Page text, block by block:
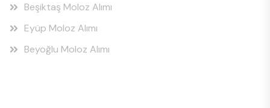
Beşiktaş Moloz Alımı
Eyüp Moloz Alımı
Beyoğlu Moloz Alımı